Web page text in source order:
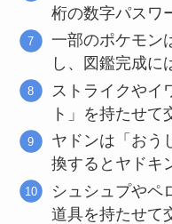
桁の数字パスワ
一部のポケモン
し、図鑑完成に
ストライクやイ
ト」を持たせて
ヤドンは「おう
換するとヤドキ
シュシュプやペ
道具を持たせて